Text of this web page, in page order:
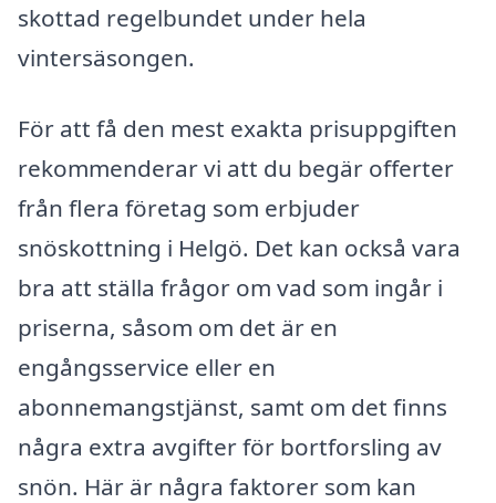
skottad regelbundet under hela
vintersäsongen.
För att få den mest exakta prisuppgiften
rekommenderar vi att du begär offerter
från flera företag som erbjuder
snöskottning i Helgö. Det kan också vara
bra att ställa frågor om vad som ingår i
priserna, såsom om det är en
engångsservice eller en
abonnemangstjänst, samt om det finns
några extra avgifter för bortforsling av
snön. Här är några faktorer som kan